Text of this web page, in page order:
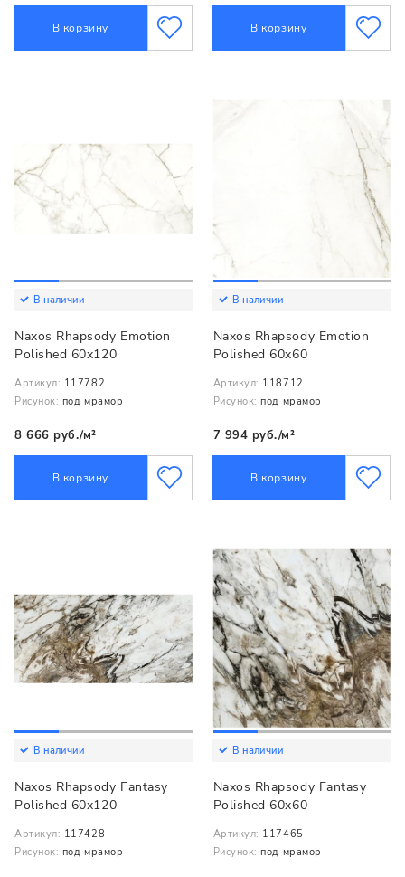
В корзину В корзину
В наличии
Naxos Rhapsody Emotion
Polished 60x120
Артикул: 117782
Рисунок: под мрамор
8 666 руб./м²
В корзину
В наличии
Naxos Rhapsody Emotion
Polished 60x60
Артикул: 118712
Рисунок: под мрамор
7 994 руб./м²
В корзину
В наличии
Naxos Rhapsody Fantasy
Polished 60x120
Артикул: 117428
Рисунок: под мрамор
В наличии
Naxos Rhapsody Fantasy
Polished 60x60
Артикул: 117465
Рисунок: под мрамор